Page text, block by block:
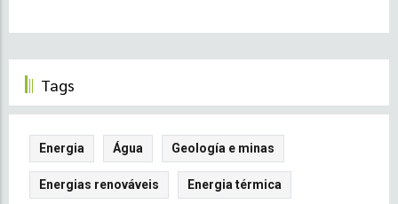
Tags
Energia Água Geología e minas
Energias renováveis Energia térmica